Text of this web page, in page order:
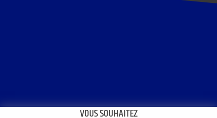
VOUS SOUHAITEZ